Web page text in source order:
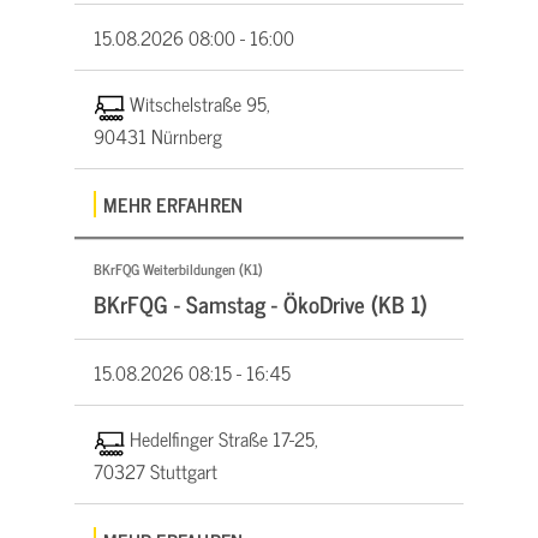
15.08.202608:00 - 16:00
Witschelstraße 95,
90431 Nürnberg
MEHR ERFAHREN
BKrFQG Weiterbildungen (K1)
BKrFQG - Samstag - ÖkoDrive (KB 1)
15.08.202608:15 - 16:45
Hedelfinger Straße 17-25,
70327 Stuttgart